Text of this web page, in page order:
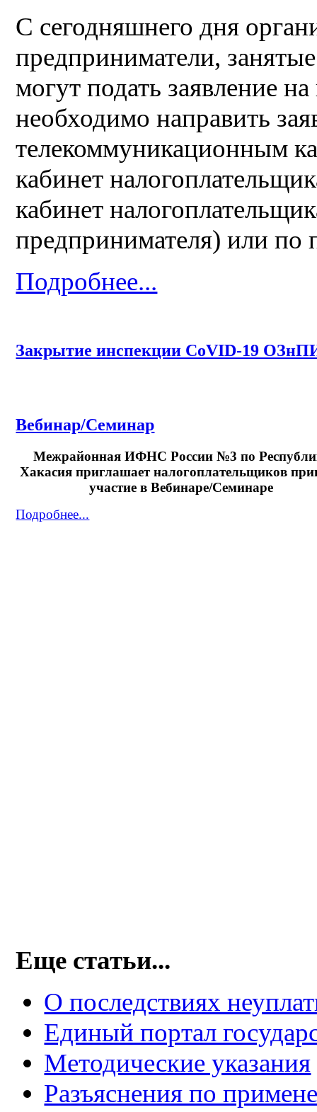
С сегодняшнего дня
предприниматели,
могут подать заявление
необходимо направить
телекоммуникационным
кабинет
кабинет
предпринимателя) или по
Подробнее...
Закрытие инспекции CoVID-19
Вебинар/Семинар
Межрайонная ИФНС России №3 по
Хакасияприглашает налогоплательщиков
участие в Вебинаре/Семинаре
Подробнее...
Еще статьи...
О последствиях
Единый портал
Методические указания
Разъяснения по